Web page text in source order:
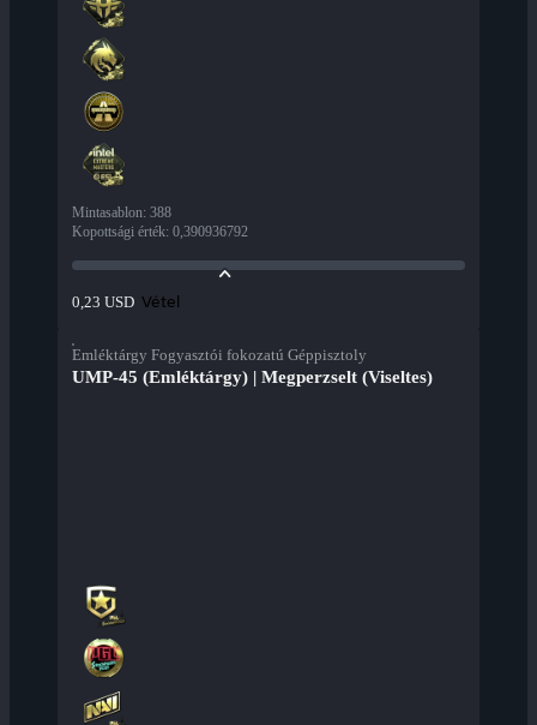
Mintasablon: 388
Kopottsági érték: 0,390936792
0,23 USD Vétel
Emléktárgy Fogyasztói fokozatú Géppisztoly
UMP-45 (Emléktárgy) | Megperzselt (Viseltes)